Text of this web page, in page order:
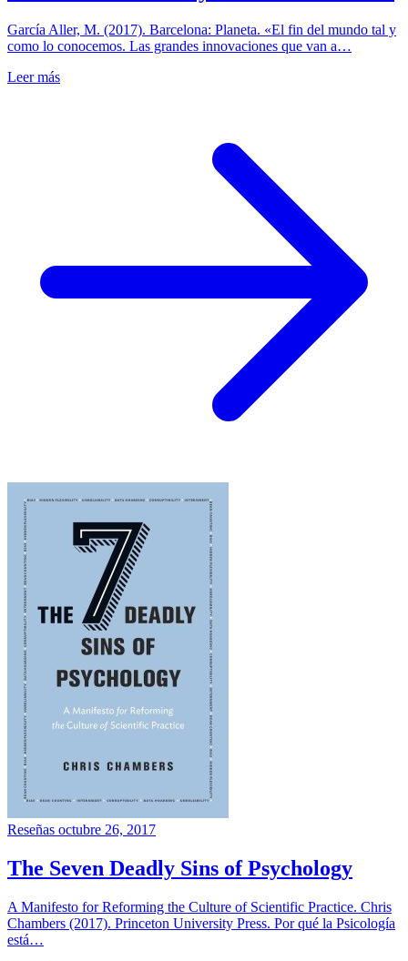
García Aller, M. (2017). Barcelona: Planeta. «El fin del mundo tal y
como lo conocemos. Las grandes innovaciones que van a…
Leer más
Reseñas octubre 26, 2017
The Seven Deadly Sins of Psychology
A Manifesto for Reforming the Culture of Scientific Practice. Chris
Chambers (2017). Princeton University Press. Por qué la Psicología
está…